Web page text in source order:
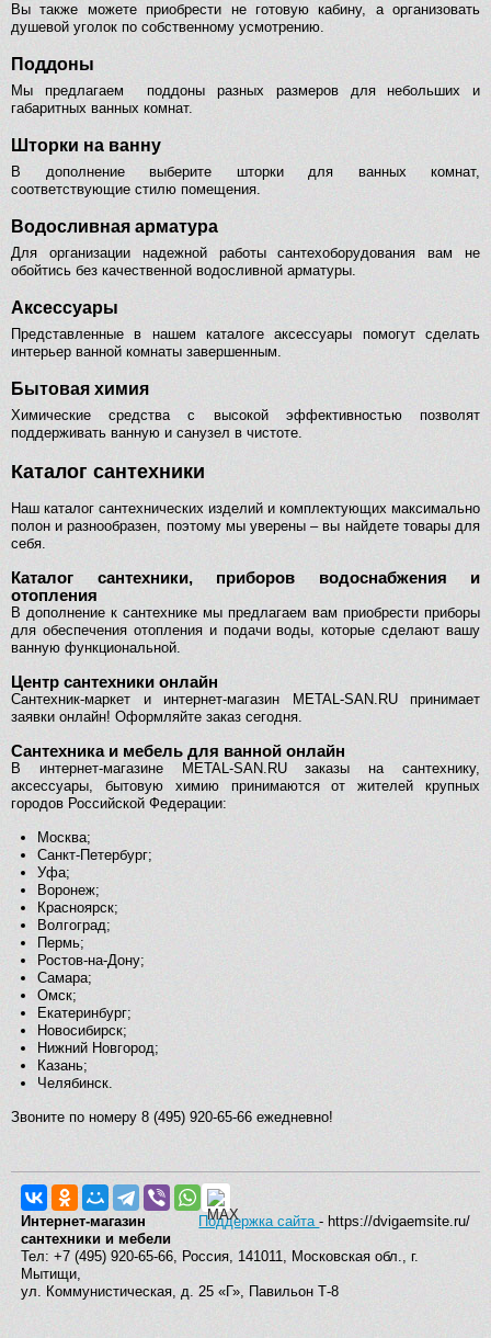
Вы также можете приобрести не готовую кабину, а организовать
душевой уголок по собственному усмотрению.
Поддоны
Мы предлагаем поддоны разных размеров для небольших и
габаритных ванных комнат.
Шторки на ванну
В дополнение выберите шторки для ванных комнат,
соответствующие стилю помещения.
Водосливная арматура
Для организации надежной работы сантехоборудования вам не
обойтись без качественной водосливной арматуры.
Аксессуары
Представленные в нашем каталоге аксессуары помогут сделать
интерьер ванной комнаты завершенным.
Бытовая химия
Химические средства с высокой эффективностью позволят
поддерживать ванную и санузел в чистоте.
Каталог сантехники
Наш каталог сантехнических изделий и комплектующих максимально
полон и разнообразен, поэтому мы уверены – вы найдете товары для
себя.
Каталог сантехники, приборов водоснабжения и
отопления
В дополнение к сантехнике мы предлагаем вам приобрести приборы
для обеспечения отопления и подачи воды, которые сделают вашу
ванную функциональной.
Центр сантехники онлайн
Сантехник-маркет и интернет-магазин METAL-SAN.RU принимает
заявки онлайн! Оформляйте заказ сегодня.
Сантехника и мебель для ванной онлайн
В интернет-магазине METAL-SAN.RU заказы на сантехнику,
аксессуары, бытовую химию принимаются от жителей крупных
городов Российской Федерации:
Москва;
Санкт-Петербург;
Уфа;
Воронеж;
Красноярск;
Волгоград;
Пермь;
Ростов-на-Дону;
Самара;
Омск;
Екатеринбург;
Новосибирск;
Нижний Новгород;
Казань;
Челябинск.
Звоните по номеру 8 (495) 920-65-66 ежедневно!
Поддержка сайта- https://dvigaemsite.ru/
Интернет-магазин
сантехники и мебели
Тел: +7 (495) 920-65-66, Россия, 141011, Московская обл., г.
Мытищи,
ул. Коммунистическая, д. 25 «Г», Павильон Т-8